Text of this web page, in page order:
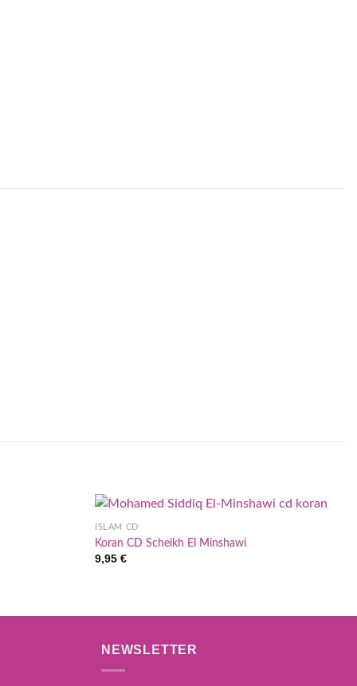
ISLAM CD
Koran CD Scheikh El Minshawi
9,95€
NEWSLETTER